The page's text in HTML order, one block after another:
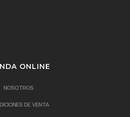
ONLINE
NOSOTROS
DE VENTA